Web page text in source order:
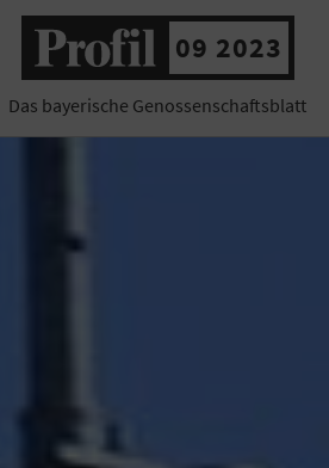
09 2023
Das bayerische Genossenschaftsblatt